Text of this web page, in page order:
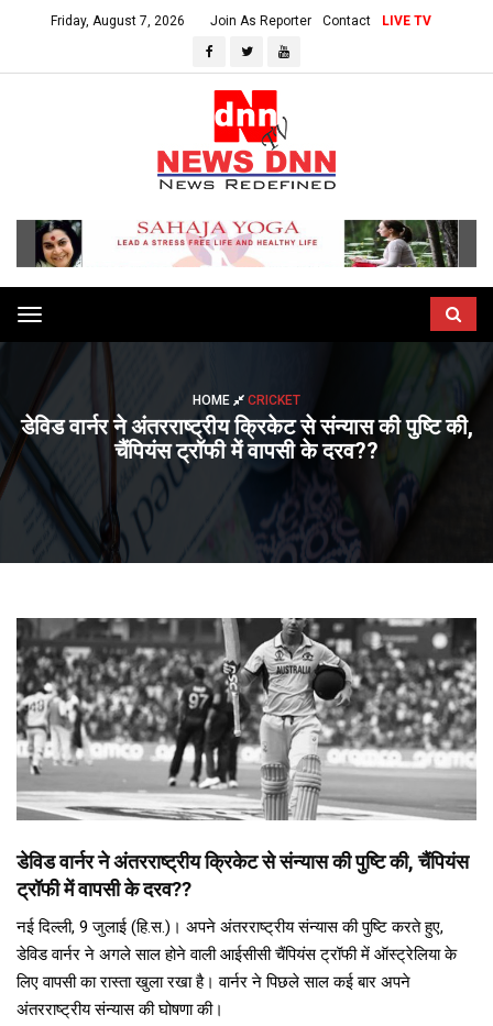
Friday, August 7, 2026 Join As Reporter Contact LIVE TV
Toggle
navigation
HOME CRICKET
डेविड वार्नर ने अंतरराष्ट्रीय क्रिकेट से संन्यास की पुष्टि की,
चैंपियंस ट्रॉफी में वापसी के दरव??
डेविड वार्नर ने अंतरराष्ट्रीय क्रिकेट से संन्यास की पुष्टि की, चैंपियंस
ट्रॉफी में वापसी के दरव??
नई दिल्ली, 9 जुलाई (हि.स.)। अपने अंतरराष्ट्रीय संन्यास की पुष्टि करते हुए,
डेविड वार्नर ने अगले साल होने वाली आईसीसी चैंपियंस ट्रॉफी में ऑस्ट्रेलिया के
लिए वापसी का रास्ता खुला रखा है। वार्नर ने पिछले साल कई बार अपने
अंतरराष्ट्रीय संन्यास की घोषणा की।